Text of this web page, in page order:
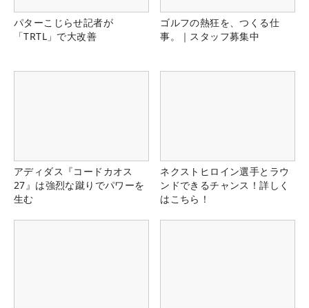
パターこじらせ記者が
「TRTL」で大改善
ゴルフの熱狂を、つくる仕
事。｜スタッフ募集中
アディダス『コードカオス
27』は強烈な蹴りでパワーを
生む
ネクストヒロイン選手とラウ
ンドできるチャンス！詳しく
はこちら！